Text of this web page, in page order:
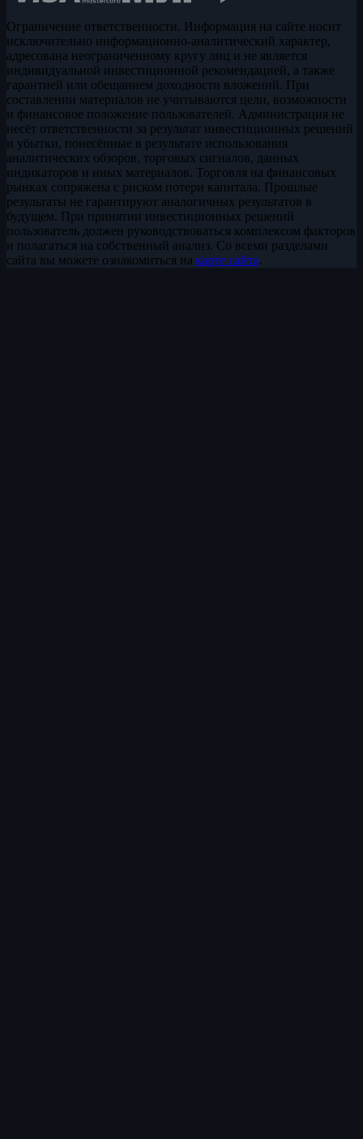
Ограничение ответственности. Информация на сайте носит
исключительно информационно-аналитический характер,
адресована неограниченному кругу лиц и не является
индивидуальной инвестиционной рекомендацией, а также
гарантией или обещанием доходности вложений. При
составлении материалов не учитываются цели, возможности
и финансовое положение пользователей. Администрация не
несёт ответственности за результат инвестиционных решений
и убытки, понесённые в результате использования
аналитических обзоров, торговых сигналов, данных
индикаторов и иных материалов. Торговля на финансовых
рынках сопряжена с риском потери капитала. Прошлые
результаты не гарантируют аналогичных результатов в
будущем. При принятии инвестиционных решений
пользователь должен руководствоваться комплексом факторов
и полагаться на собственный анализ. Со всеми разделами
сайта вы можете ознакомиться на карте сайта.